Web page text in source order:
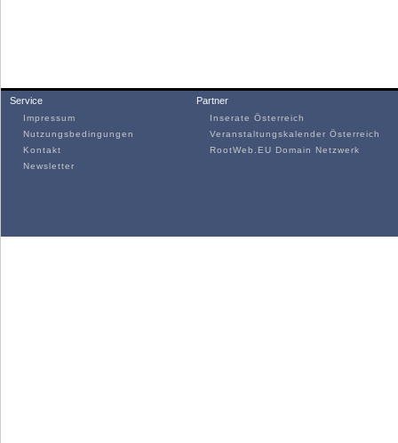
Service
Impressum
Nutzungsbedingungen
Kontakt
Newsletter
Partner
Inserate Österreich
Veranstaltungskalender Österreich
RootWeb.EU Domain Netzwerk